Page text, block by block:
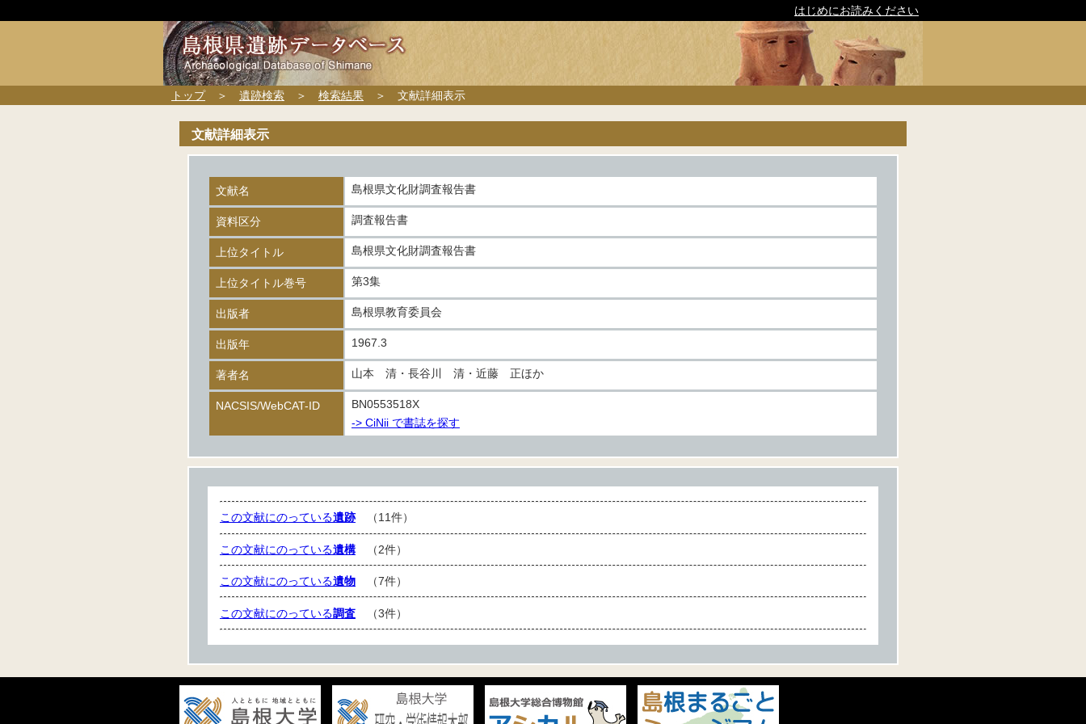
はじめにお読みください
トップ＞ 遺跡検索 ＞ 検索結果 ＞ 文献詳細表示
文献詳細表示
文献名 島根県文化財調査報告書
資料区分 調査報告書
上位タイトル 島根県文化財調査報告書
上位タイトル巻号 第3集
出版者 島根県教育委員会
出版年 1967.3
著者名 山本 清・長谷川 清・近藤 正ほか
NACSIS/WebCAT-ID
BN0553518X
-> CiNii で書誌を探す
この文献にのっている遺跡（11件）
この文献にのっている遺構（2件）
この文献にのっている遺物 （7件）
この文献にのっている調査 （3件）